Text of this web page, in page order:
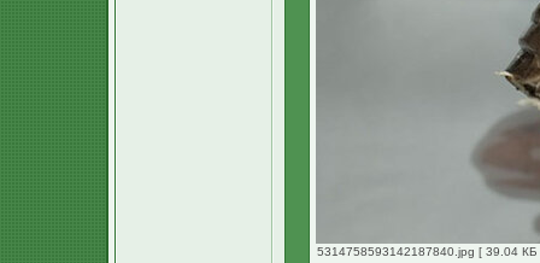
5314758593142187840.jpg [ 39.04